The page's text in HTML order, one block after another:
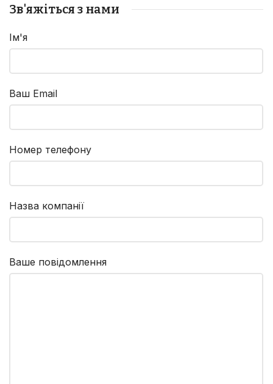
Зв'яжіться з нами
Ім'я
Ваш Email
Номер телефону
Назва компанії
Ваше повідомлення